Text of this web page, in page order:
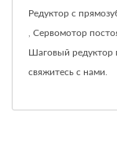
Редуктор с
Сервомотор
Шаговый редуктор
свяжитесь с нами